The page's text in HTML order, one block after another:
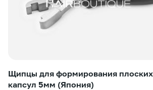
Щипцы для формирования плоских
капсул 5мм (Япония)